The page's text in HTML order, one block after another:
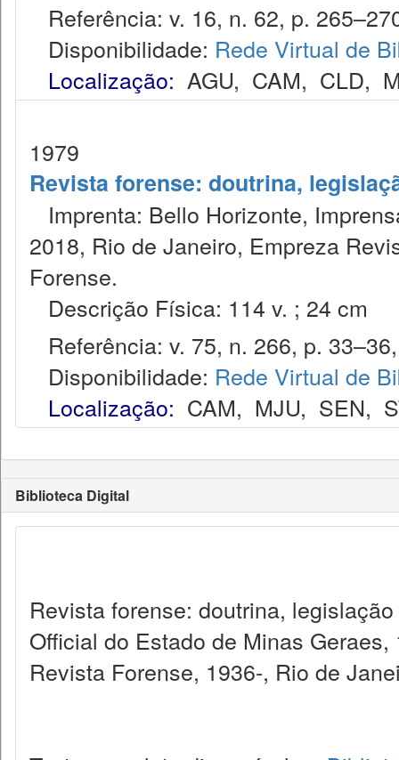
Referência: v. 16, n. 62, p.
Disponibilidade: Rede Virtual de
Localização: AGU, CAM, CLD,
1979
Revista forense: doutrina,
Imprenta: Bello Horizonte,
2018, Rio de Janeiro, Empreza
Forense.
Descrição Física: 114 v. ; 24 cm
Referência: v. 75, n. 266, p.
Disponibilidade: Rede Virtual de
Localização: CAM, MJU, SEN,
Biblioteca Digital
Revista forense: doutrina,
Official do Estado de Minas
Revista Forense, 1936-, Rio de